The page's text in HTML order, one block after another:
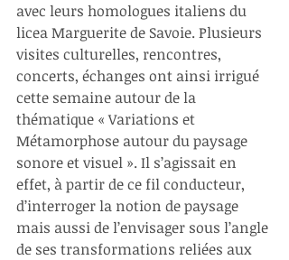
avec leurs homologues italiens du
licea Marguerite de Savoie. Plusieurs
visites culturelles, rencontres,
concerts, échanges ont ainsi irrigué
cette semaine autour de la
thématique « Variations et
Métamorphose autour du paysage
sonore et visuel ». Il s’agissait en
effet, à partir de ce fil conducteur,
d’interroger la notion de paysage
mais aussi de l’envisager sous l’angle
de ses transformations reliées aux